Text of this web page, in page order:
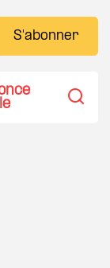
S'abonner